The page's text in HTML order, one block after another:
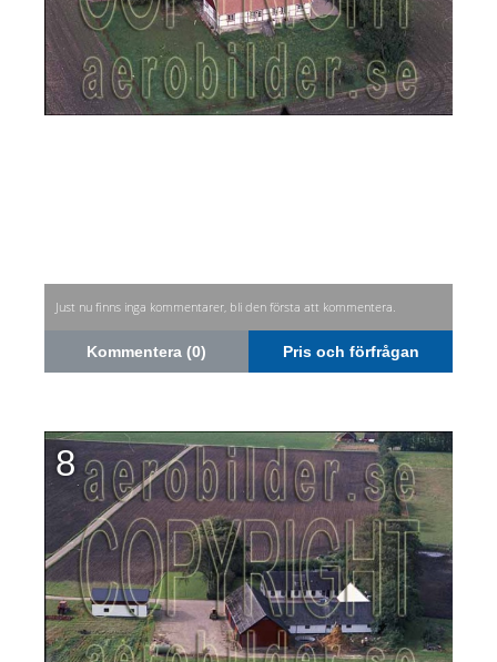
Just nu finns inga kommentarer, bli den första att kommentera.
Kommentera (0) Pris och förfrågan
8